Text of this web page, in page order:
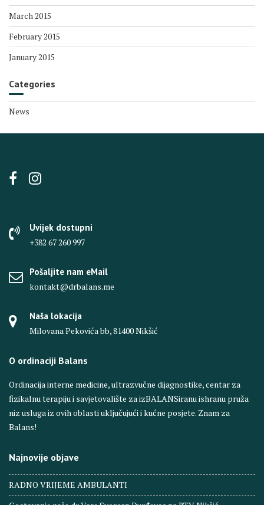
March 2015
February 2015
January 2015
Categories
News
Uvijek dostupni
+382 67 260 997
Pošaljite nam eMail
kontakt@drbalans.me
Naša lokacija
Milovana Pekovića bb, 81400 Nikšić
O ordinaciji Balans
Ordinacija interne medicine, ultrazvučne dijagnostike, centar za
fizikalnu terapiju i savjetovalište za izBALANSiranu ishranu pruža
niz usluga iz ovih oblasti uključujući i kućne posjete. Znam za
Balans!
Najnovije objave
RADNO VRIJEME AMBULANTI